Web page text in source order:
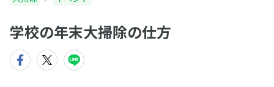
学校の年末大掃除の仕方